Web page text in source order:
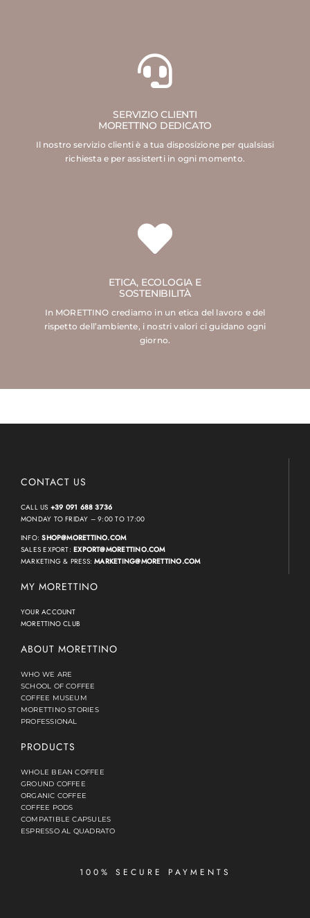
SERVIZIO CLIENTI
MORETTINO DEDICATO
Il nostro servizio clienti è a tua disposizione per qualsiasi
richiesta e per assisterti in ogni momento.
ETICA, ECOLOGIA E
SOSTENIBILITÀ
In MORETTINO crediamo in un etica del lavoro e del
rispetto dell’ambiente, i nostri valori ci guidano ogni
giorno.
CONTACT US
CALL US +39 091 688 3736
MONDAY TO FRIDAY – 9:00 TO 17:00
INFO:SHOP@MORETTINO.COM
SALES EXPORT:EXPORT@MORETTINO.COM
MARKETING & PRESS:MARKETING@MORETTINO.COM
MY MORETTINO
YOUR ACCOUNT
MORETTINO CLUB
ABOUT MORETTINO
WHO WE ARE
SCHOOL OF COFFEE
COFFEE MUSEUM
MORETTINO STORIES
PROFESSIONAL
PRODUCTS
WHOLE BEAN COFFEE
GROUND COFFEE
ORGANIC COFFEE
COFFEE PODS
COMPATIBLE CAPSULES
ESPRESSO AL QUADRATO
100% SECURE PAYMENTS